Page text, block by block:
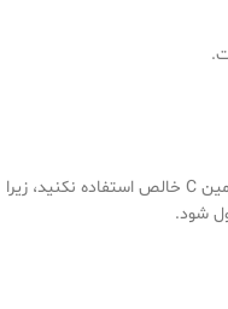
از این سرم همراه با محصولات حاوی ویتامین C خالص استفاده نکنید، زیرا
شود.